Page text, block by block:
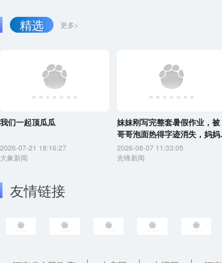
更多>
精选
我们一起顶瓜瓜
2026-07-21 18:16:27
大象新闻
妹妹刚写完整套暑假作业，被
哥哥泡面热得字迹消失，妈妈
2026-08-07 11:33:05
先锋新闻
友情链接